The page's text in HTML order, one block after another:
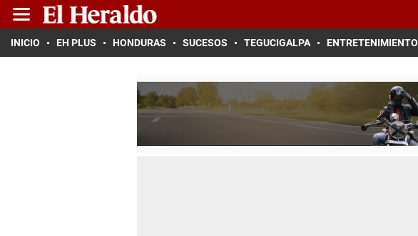
INICIO EH PLUS HONDURAS SUCESOS TEGUCIGALPA ENTRETENIMIENTO